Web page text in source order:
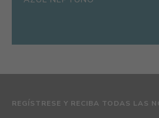
REGÍSTRESE Y RECIBA TODAS LAS